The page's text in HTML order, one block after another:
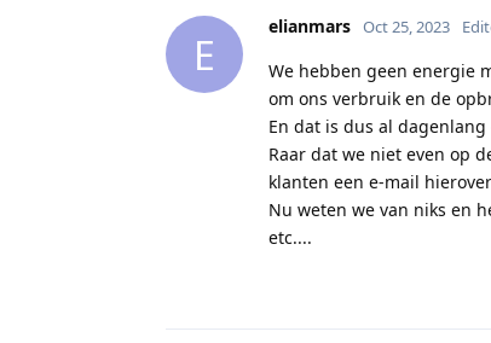
E
elianmars Oct 25, 2023
We hebben geen energie
om ons verbruik en de
En dat is dus al
Raar dat we niet even op
klanten een e-mail
Nu weten we van niks en
etc....